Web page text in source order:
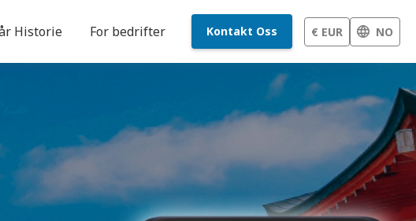
Historie For bedrifter Kontakt Oss € EUR NO